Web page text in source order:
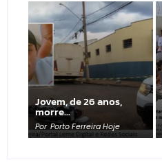
Jovem, de 26 anos,
morre…
Por Porto Ferreira Hoje